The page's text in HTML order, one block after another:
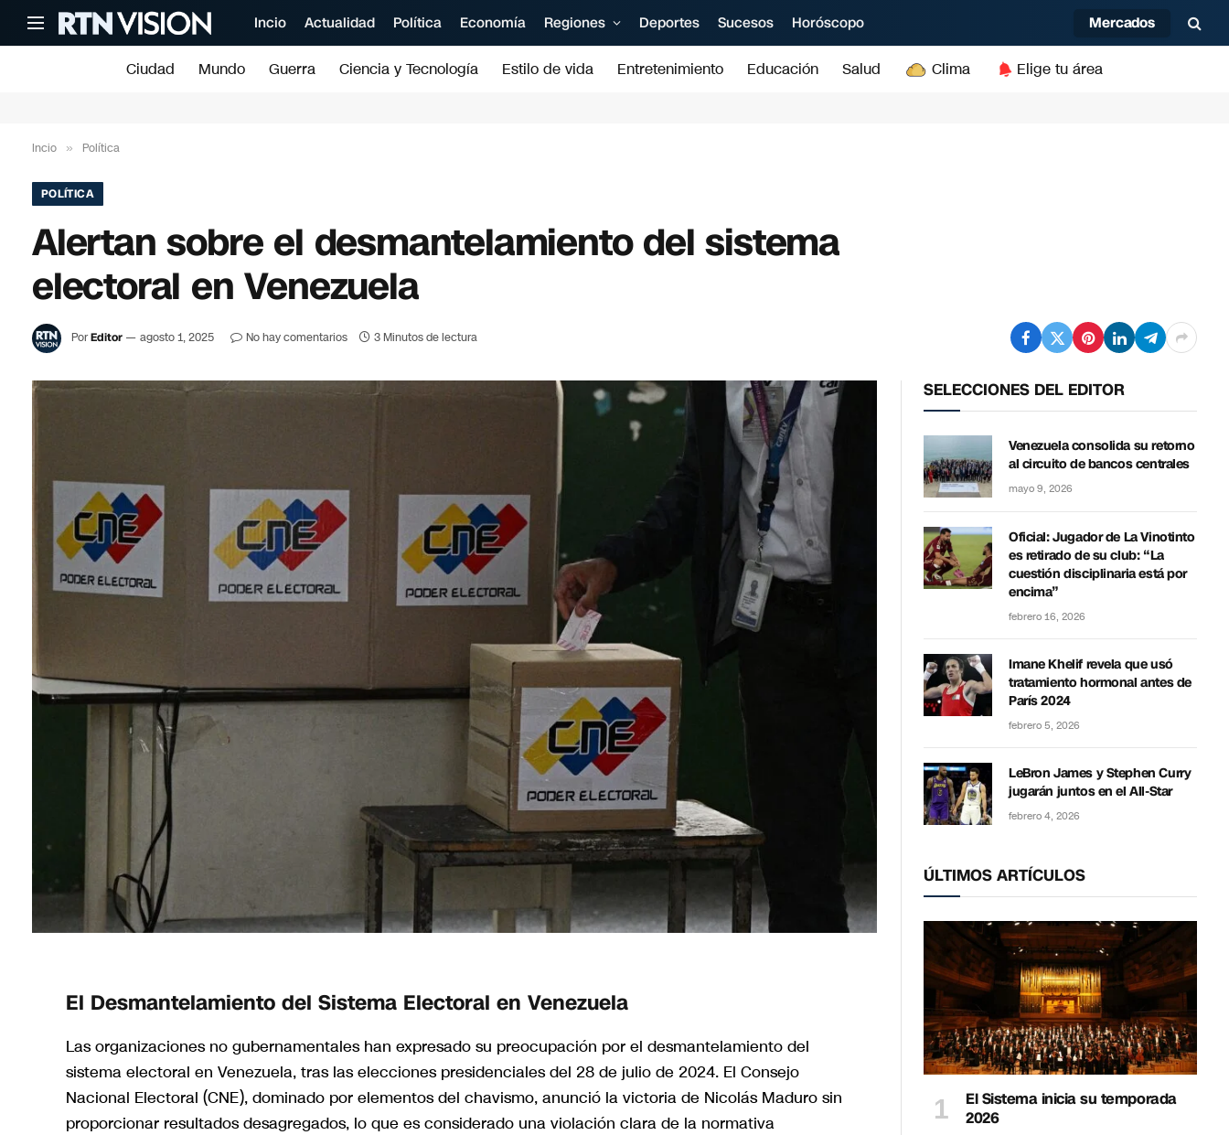
Incio Actualidad Política Economía Regiones Deportes Sucesos Horóscopo Mercados
Ciudad Mundo Guerra Ciencia y Tecnología Estilo de vida Entretenimiento Educación Salud Clima Elige tu área
Incio » Política
POLÍTICA
Alertan sobre el desmantelamiento del sistema
electoral en Venezuela
PorEditor agosto 1, 2025 No hay comentarios 3 Minutos de lectura
El Desmantelamiento del Sistema Electoral en Venezuela
Las organizaciones no gubernamentales han expresado su preocupación por el desmantelamiento del
sistema electoral en Venezuela, tras las elecciones presidenciales del 28 de julio de 2024. El Consejo
Nacional Electoral (CNE), dominado por elementos del chavismo, anunció la victoria de Nicolás Maduro sin
proporcionar resultados desagregados, lo que es considerado una violación clara de la normativa
SELECCIONES DEL EDITOR
Venezuela consolida su retorno
al circuito de bancos centrales
mayo 9, 2026
Oficial: Jugador de La Vinotinto
es retirado de su club: “La
cuestión disciplinaria está por
encima”
febrero 16, 2026
Imane Khelif revela que usó
tratamiento hormonal antes de
París 2024
febrero 5, 2026
LeBron James y Stephen Curry
jugarán juntos en el All-Star
febrero 4, 2026
ÚLTIMOS ARTÍCULOS
El Sistema inicia su temporada
2026